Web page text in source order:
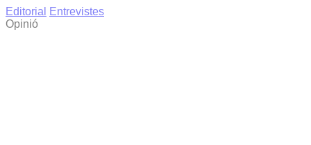
Editorial
Entrevistes
Opinió